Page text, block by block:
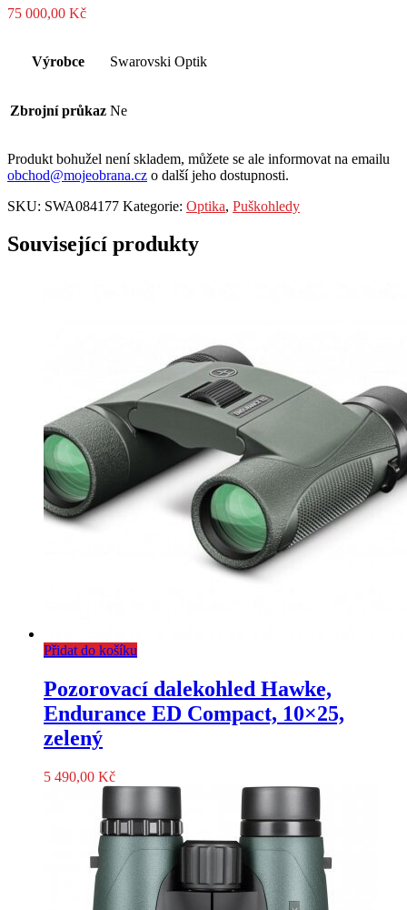
75 000,00 Kč
Výrobce Swarovski Optik
Zbrojní průkaz Ne
Produkt bohužel není skladem, můžete se ale informovat na emailu
obchod@mojeobrana.cz o další jeho dostupnosti.
SKU: SWA084177 Kategorie: Optika, Puškohledy
Související produkty
Přidat do košíku
Pozorovací dalekohled Hawke,
Endurance ED Compact, 10×25,
zelený
5 490,00 Kč